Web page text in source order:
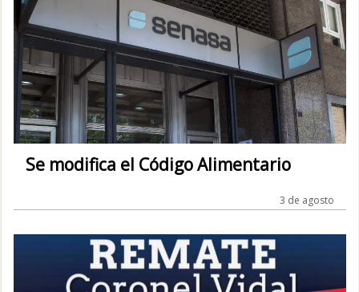
Se modifica el Código Alimentario
3 de agosto